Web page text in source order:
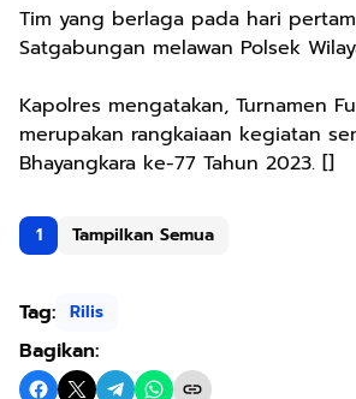
Tim yang berlaga pada hari
Satgabungan melawan Polsek
Kapolres mengatakan, Turnamen
merupakan rangkaiaan kegiatan
Bhayangkara ke-77 Tahun 2023. []
1 Tampilkan Semua
Tag: Rilis
Bagikan: